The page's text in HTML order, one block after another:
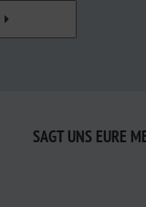
SAGT UNS EURE